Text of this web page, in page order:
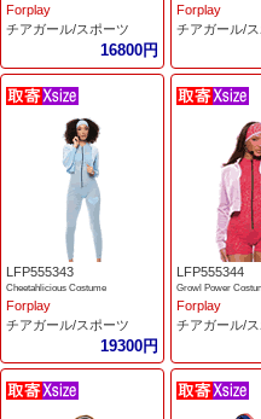
Forplay
チアガール/スポーツ
16800円
Forplay
チアガール/
LFP555343
Cheetahlicious Costume
Forplay
チアガール/スポーツ
19300円
LFP555344
Growl Power
Forplay
チアガール/